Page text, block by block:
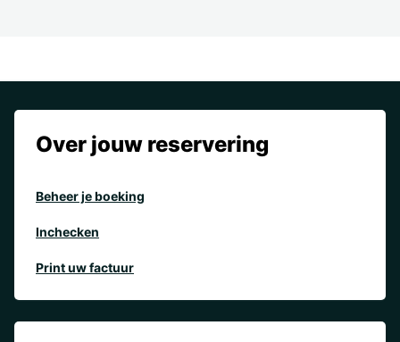
Over jouw reservering
Beheer je boeking
Inchecken
Print uw factuur